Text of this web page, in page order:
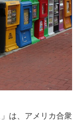
は、アメリカ合衆